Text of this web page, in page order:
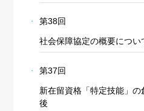
第38回
社会保障協定の概要につい
第37回
新在留資格「特定技能」
後